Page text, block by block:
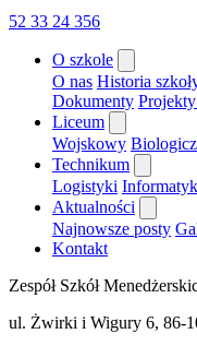
52 33 24 356
O szkole
O nas Historia
Dokumenty
Liceum
Wojskowy
Technikum
Logistyki
Aktualności
Najnowsze posty
Kontakt
Zespół Szkół
ul. Żwirki i Wigury 6, 86-